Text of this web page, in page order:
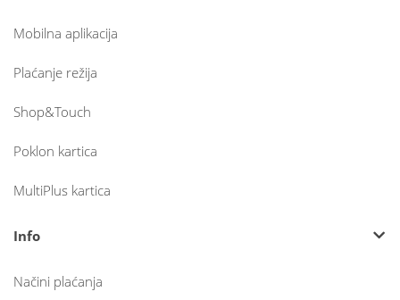
Mobilna aplikacija
Plaćanje režija
Shop&Touch
Poklon kartica
MultiPlus kartica
Info
Načini plaćanja